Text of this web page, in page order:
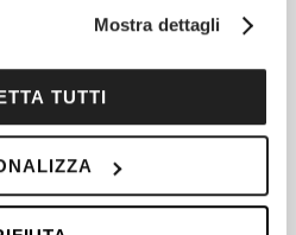
consenso in qualsiasi
privacy.
sulla tua posizione
di qualche
Mostra dettagli
TUTTI